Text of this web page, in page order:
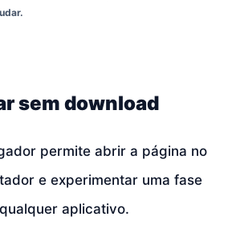
sem download
permite abrir a página no
e experimentar uma fase
aplicativo.